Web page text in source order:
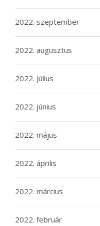
2022. szeptember
2022. augusztus
2022. július
2022. június
2022. május
2022. április
2022. március
2022. február